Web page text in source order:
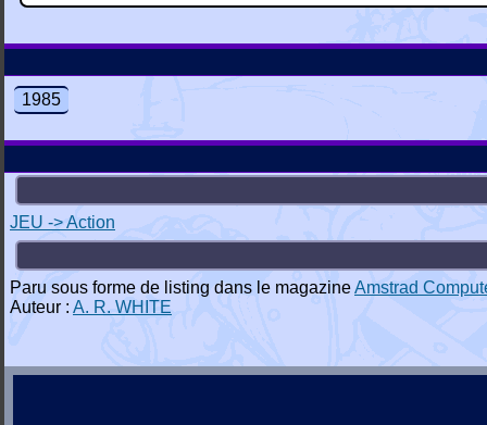
1985
JEU -> Action
Paru sous forme de listing dans le magazineAmstrad
Auteur : A. R. WHITE